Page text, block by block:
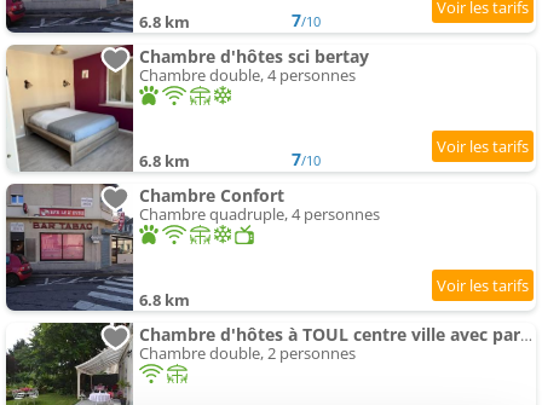
6.8 km 7/10
Chambre d'hôtes sci bertay
Chambre double, 4 personnes
6.8 km 7/10
Chambre Confort
Chambre quadruple, 4 personnes
6.8 km
Chambre d'hôtes à TOUL centre ville avec parking privé
Chambre double, 2 personnes